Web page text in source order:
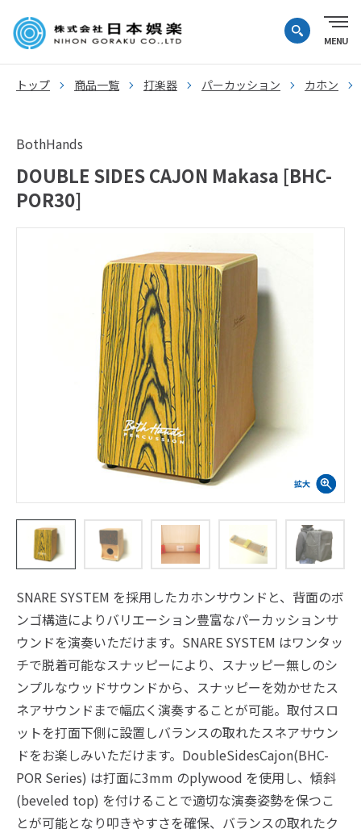
トップ 商品一覧 打楽器 パーカッション カホン
BothHands
DOUBLE SIDES CAJON Makasa [BHC-
POR30]
SNARE SYSTEM を採用したカホンサウンドと、背面のボ
ンゴ構造によりバリエーション豊富なパーカッションサ
ウンドを演奏いただけます。SNARE SYSTEM はワンタッ
チで脱着可能なスナッピーにより、スナッピー無しのシ
ンプルなウッドサウンドから、スナッピーを効かせたス
ネアサウンドまで幅広く演奏することが可能。取付スロ
ットを打面下側に設置しバランスの取れたスネアサウン
ドをお楽しみいただけます。DoubleSidesCajon(BHC-
POR Series) は打面に3mm のplywood を使用し、傾斜
(beveled top) を付けることで適切な演奏姿勢を保つこ
とが可能となり叩きやすさを確保、バランスの取れたク